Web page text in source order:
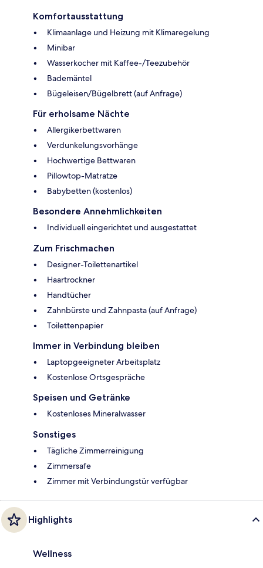
Komfortausstattung
Klimaanlage und Heizung mit Klimaregelung
Minibar
Wasserkocher mit Kaffee-/Teezubehör
Bademäntel
Bügeleisen/Bügelbrett (auf Anfrage)
Für erholsame Nächte
Allergikerbettwaren
Verdunkelungsvorhänge
Hochwertige Bettwaren
Pillowtop-Matratze
Babybetten (kostenlos)
Besondere Annehmlichkeiten
Individuell eingerichtet und ausgestattet
Zum Frischmachen
Designer-Toilettenartikel
Haartrockner
Handtücher
Zahnbürste und Zahnpasta (auf Anfrage)
Toilettenpapier
Immer in Verbindung bleiben
Laptopgeeigneter Arbeitsplatz
Kostenlose Ortsgespräche
Speisen und Getränke
Kostenloses Mineralwasser
Sonstiges
Tägliche Zimmerreinigung
Zimmersafe
Zimmer mit Verbindungstür verfügbar
Highlights
Wellness